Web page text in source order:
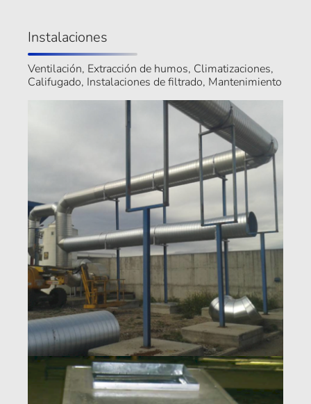
Instalaciones
Ventilación, Extracción de humos, Climatizaciones,
Califugado, Instalaciones de filtrado, Mantenimiento